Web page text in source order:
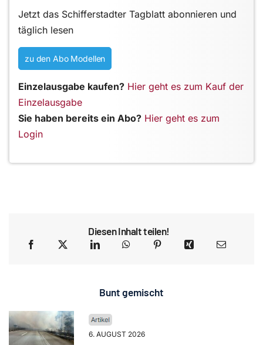
Jetzt das Schifferstadter Tagblatt abonnieren und
täglich lesen
zu den Abo Modellen
Einzelausgabe kaufen? Hier geht es zum Kauf der
Einzelausgabe
Sie haben bereits ein Abo? Hier geht es zum
Login
Diesen Inhalt teilen!
Bunt gemischt
6. AUGUST 2026